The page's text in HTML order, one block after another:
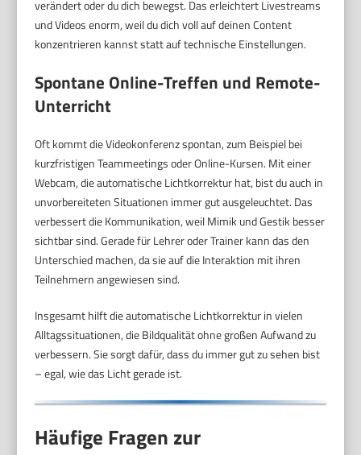
verändert oder du dich bewegst. Das erleichtert Livestreams
und Videos enorm, weil du dich voll auf deinen Content
konzentrieren kannst statt auf technische Einstellungen.
Spontane Online-Treffen und Remote-
Unterricht
Oft kommt die Videokonferenz spontan, zum Beispiel bei
kurzfristigen Teammeetings oder Online-Kursen. Mit einer
Webcam, die automatische Lichtkorrektur hat, bist du auch in
unvorbereiteten Situationen immer gut ausgeleuchtet. Das
verbessert die Kommunikation, weil Mimik und Gestik besser
sichtbar sind. Gerade für Lehrer oder Trainer kann das den
Unterschied machen, da sie auf die Interaktion mit ihren
Teilnehmern angewiesen sind.
Insgesamt hilft die automatische Lichtkorrektur in vielen
Alltagssituationen, die Bildqualität ohne großen Aufwand zu
verbessern. Sie sorgt dafür, dass du immer gut zu sehen bist
– egal, wie das Licht gerade ist.
Häufige Fragen zur